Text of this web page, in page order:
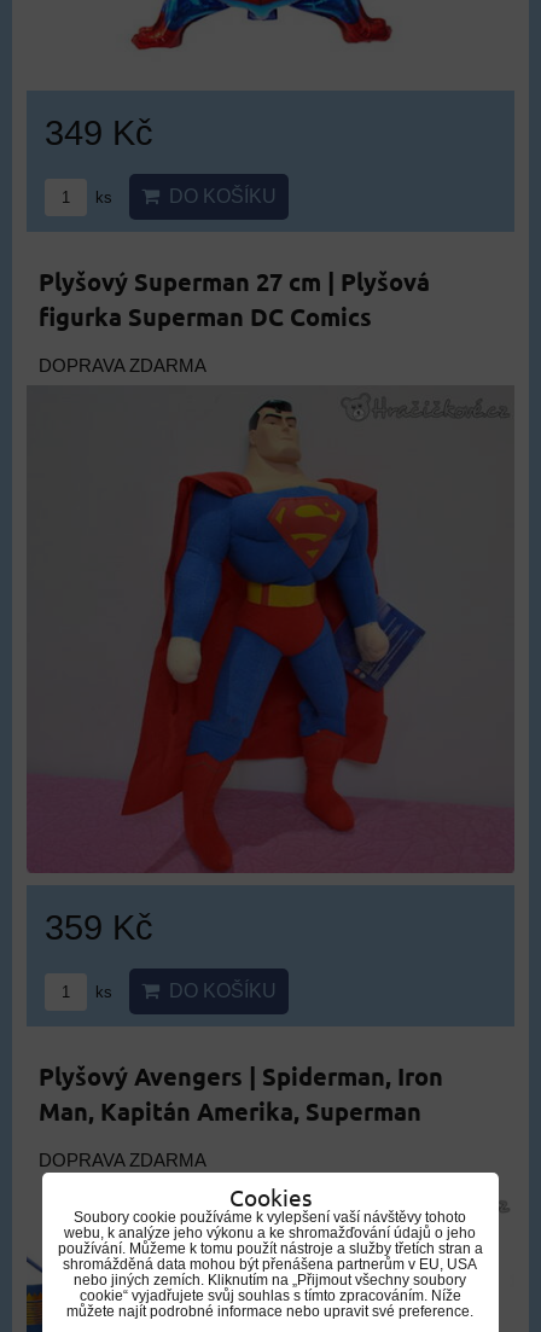
349 Kč
ks DO KOŠÍKU
Plyšový Superman 27 cm | Plyšová
figurka Superman DC Comics
DOPRAVA ZDARMA
359 Kč
ks DO KOŠÍKU
Plyšový Avengers | Spiderman, Iron
Man, Kapitán Amerika, Superman
DOPRAVA ZDARMA
Cookies
Soubory cookie používáme k vylepšení vaší návštěvy tohoto
webu, k analýze jeho výkonu a ke shromažďování údajů o jeho
používání. Můžeme k tomu použít nástroje a služby třetích stran a
shromážděná data mohou být přenášena partnerům v EU, USA
nebo jiných zemích. Kliknutím na „Přijmout všechny soubory
cookie“ vyjadřujete svůj souhlas s tímto zpracováním. Níže
můžete najít podrobné informace nebo upravit své preference.